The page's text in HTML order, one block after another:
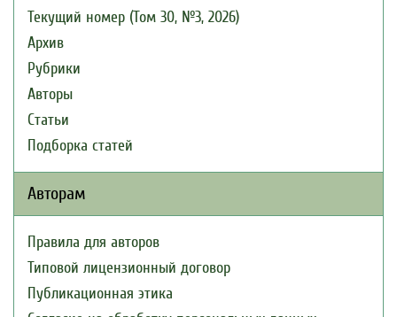
Текущий номер (Том 30, №3, 2026)
Архив
Рубрики
Авторы
Статьи
Подборка статей
Авторам
Правила для авторов
Типовой лицензионный договор
Публикационная этика